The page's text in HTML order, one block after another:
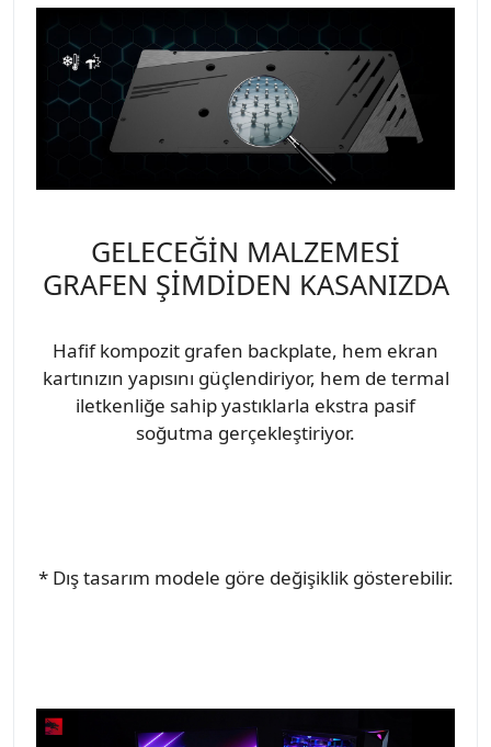
GELECEĞİN MALZEMESİ
GRAFEN ŞİMDİDEN KASANIZDA
Hafif kompozit grafen backplate, hem ekran
kartınızın yapısını güçlendiriyor, hem de termal
iletkenliğe sahip yastıklarla ekstra pasif
soğutma gerçekleştiriyor.
* Dış tasarım modele göre değişiklik gösterebilir.